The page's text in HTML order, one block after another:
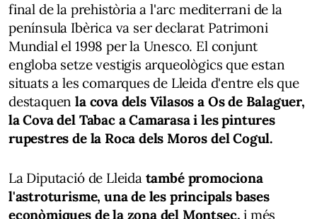
final de la prehistòria a l'arc mediterrani de la
península Ibèrica va ser declarat Patrimoni
Mundial el 1998 per la Unesco. El conjunt
engloba setze vestigis arqueològics que estan
situats a les comarques de Lleida d'entre els que
destaquenla cova dels Vilasos a Os de Balaguer,
la Cova del Tabac a Camarasa i les pintures
rupestres de la Roca dels Moros del Cogul.
La Diputació de Lleida també promociona
l'astroturisme, una de les principals bases
econòmiques de la zona del Montsec, i més